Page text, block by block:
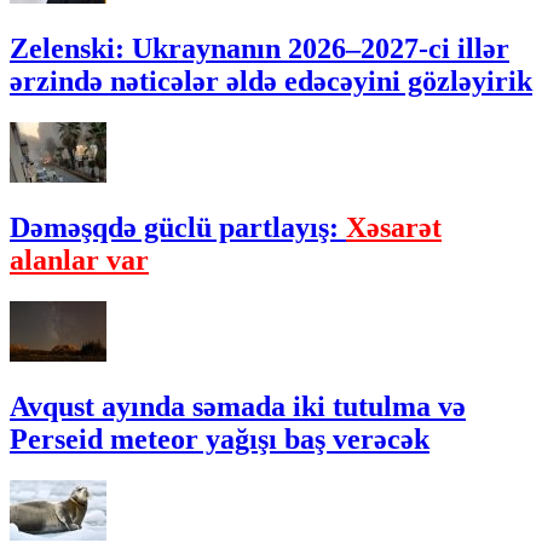
Zelenski: Ukraynanın 2026–2027-ci illər
ərzində nəticələr əldə edəcəyini gözləyirik
Dəməşqdə güclü partlayış: Xəsarət
alanlar var
Avqust ayında səmada iki tutulma və
Perseid meteor yağışı baş verəcək